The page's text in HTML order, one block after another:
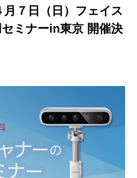
月７日（日）フェイス
ミナーin東京 開催決